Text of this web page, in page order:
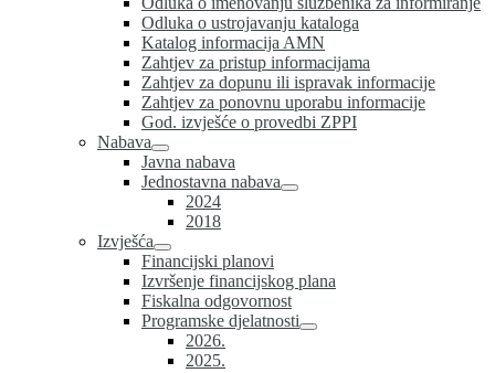
Odluka o ustrojavanju kataloga
Katalog informacija AMN
Zahtjev za pristup informacijama
Zahtjev za dopunu ili ispravak informacije
Zahtjev za ponovnu uporabu informacije
God. izvješće o provedbi ZPPI
Nabava
Javna nabava
Jednostavna nabava
2024
2018
Izvješća
Financijski planovi
Izvršenje financijskog plana
Fiskalna odgovornost
Programske djelatnosti
2026.
2025.